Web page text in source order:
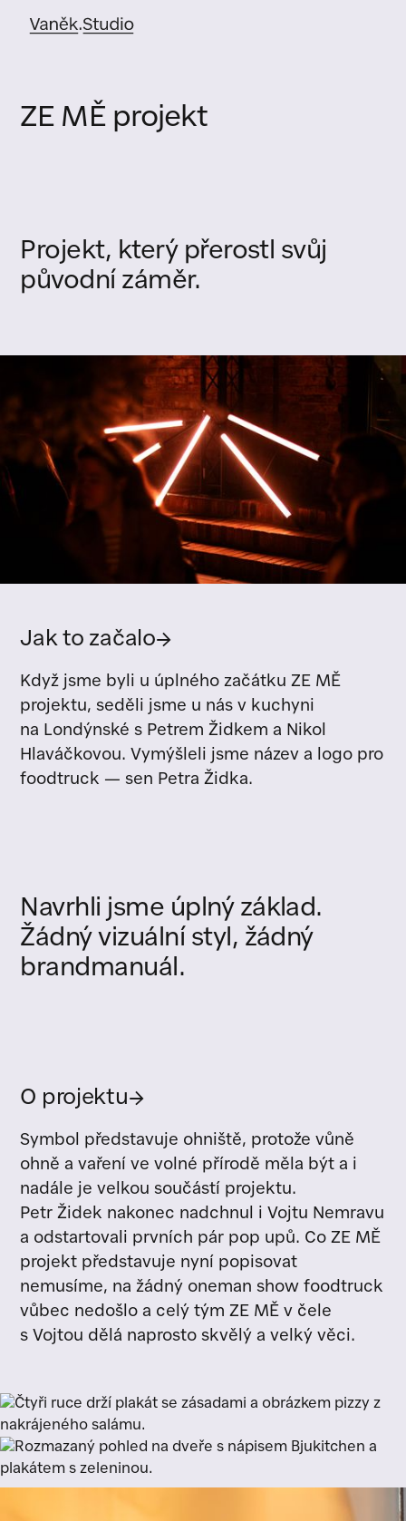
ZE MĚ projekt
Projekt, který přerostl svůj
původní záměr.
Jak to začalo→
Když jsme byli u úplného začátku ZE MĚ
projektu, seděli jsme u nás v kuchyni
na Londýnské s Petrem Židkem a Nikol
Hlaváčkovou. Vymýšleli jsme název a logo pro
foodtruck — sen Petra Židka.
Navrhli jsme úplný základ.
Žádný vizuální styl, žádný
brandmanuál.
O projektu→
Symbol představuje ohniště, protože vůně
ohně a vaření ve volné přírodě měla být a i
nadále je velkou součástí projektu.
Petr Židek nakonec nadchnul i Vojtu Nemravu
a odstartovali prvních pár pop upů. Co ZE MĚ
projekt představuje nyní popisovat
nemusíme, na žádný oneman show foodtruck
vůbec nedošlo a celý tým ZE MĚ v čele
s Vojtou dělá naprosto skvělý a velký věci.